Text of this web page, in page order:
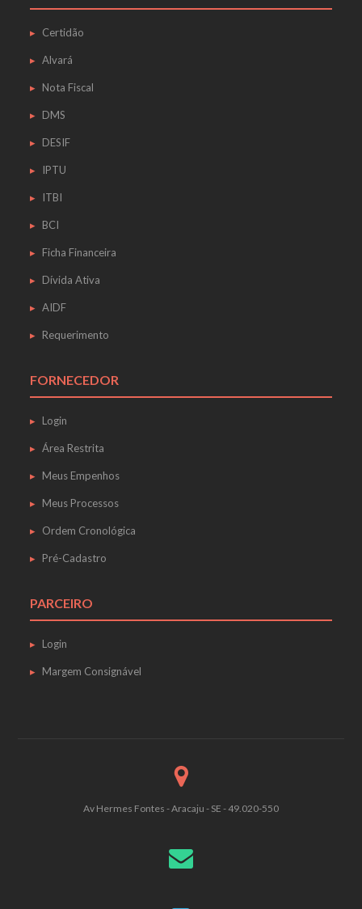
Certidão
Alvará
Nota Fiscal
DMS
DESIF
IPTU
ITBI
BCI
Ficha Financeira
Dívida Ativa
AIDF
Requerimento
FORNECEDOR
Login
Área Restrita
Meus Empenhos
Meus Processos
Ordem Cronológica
Pré-Cadastro
PARCEIRO
Login
Margem Consignável
Av Hermes Fontes - Aracaju - SE - 49.020-550